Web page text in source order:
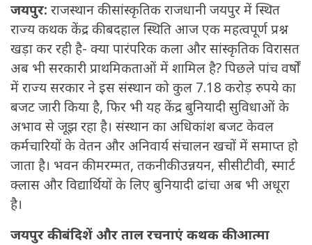
जयपुर: राजस्थान की सांस्कृतिक राजधानी जयपुर में स्थित
राज्य कथक केंद्र की बद‌हाल स्थिति आज एक महत्वपूर्ण प्रश्न
खड़ा कर रही है- क्या पारंपरिक कला और सांस्कृतिक विरासत
अब भी सरकारी प्राथमिकताओं में शामिल है? पिछले पांच वर्षों
में राज्य सरकार ने इस संस्थान को कुल 7.18 करोड़ रुपये का
बजट जारी किया है, फिर भी यह केंद्र बुनियादी सुविधाओं के
अभाव से जूझ रहा है। संस्थान का अधिकांश बजट केवल
कर्मचारियों के वेतन और अनिवार्य संचालन खचों में समाप्त हो
जाता है। भवन की मरम्मत, तकनीकी उन्नयन, सीसीटीवी, स्मार्ट
क्लास और विद्यार्थियों के लिए बुनियादी ढांचा अब भी अधूरा
है।
जयपुर की बंदिशें और ताल रचनाएं कथक की आत्मा